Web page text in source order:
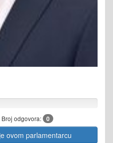
Broj odgovora: 0
ovom parlamentarcu